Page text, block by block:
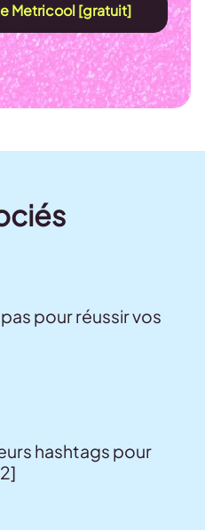
Metricool [gratuit]
pour réussir vos
hashtags pour